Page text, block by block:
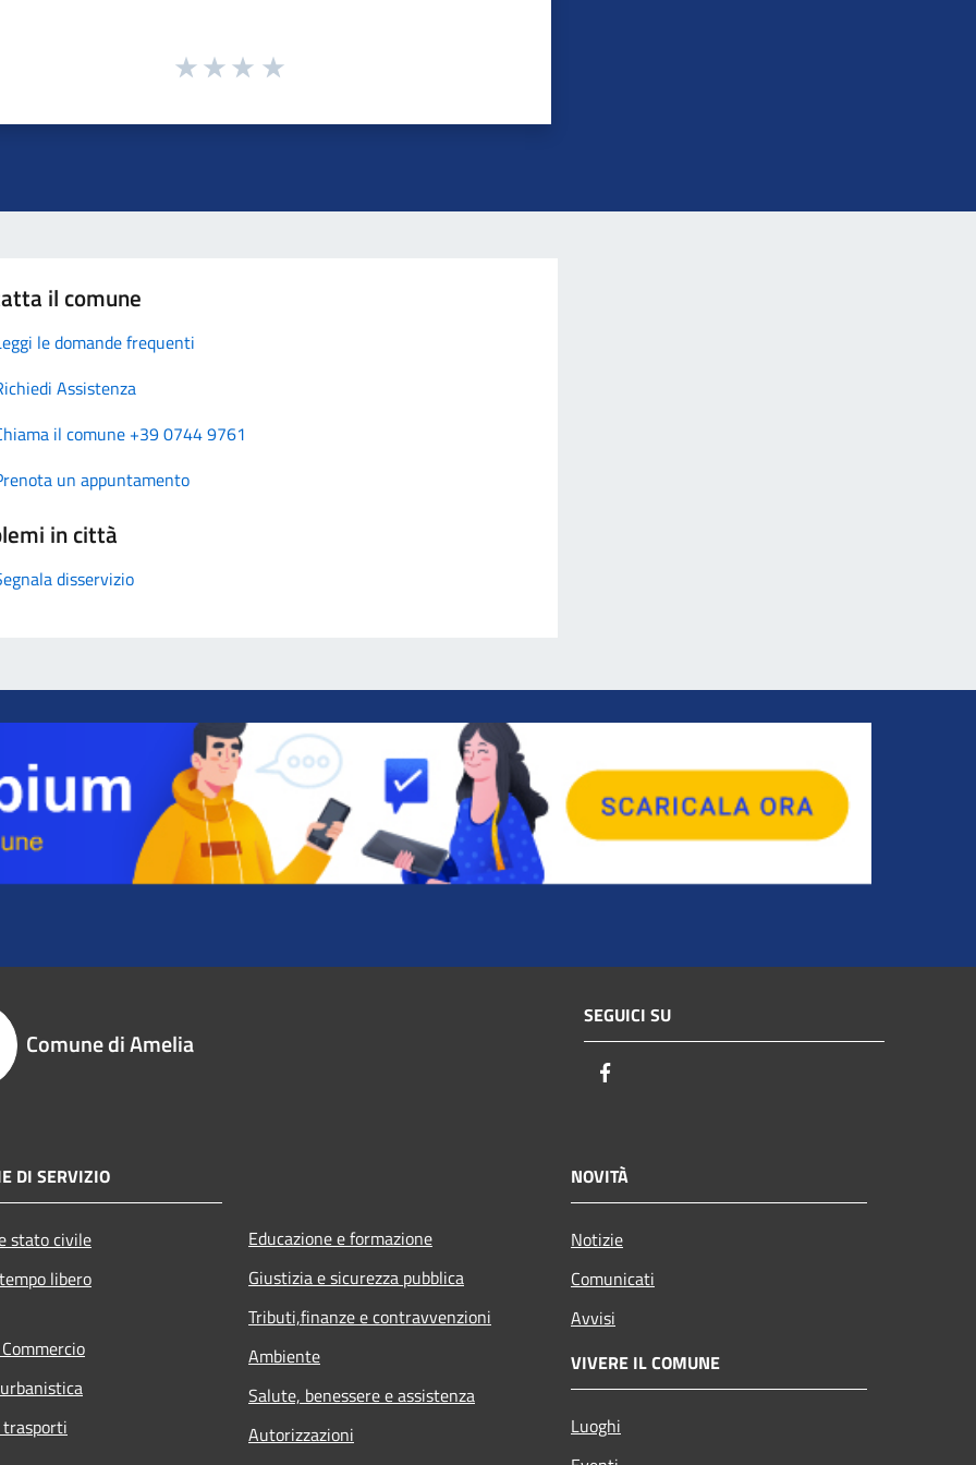
il comune
le domande frequenti
Assistenza
il comune +39 0744 9761
un appuntamento
in città
disservizio
Comune di Amelia
SEGUICI SU
DI SERVIZIO
stato civile
libero
Educazione e formazione
Giustizia e sicurezza pubblica
Tributi,finanze e contravvenzioni
Ambiente
Salute, benessere e assistenza
Autorizzazioni
NOVITÀ
Notizie
Comunicati
Avvisi
VIVERE IL COMUNE
Luoghi